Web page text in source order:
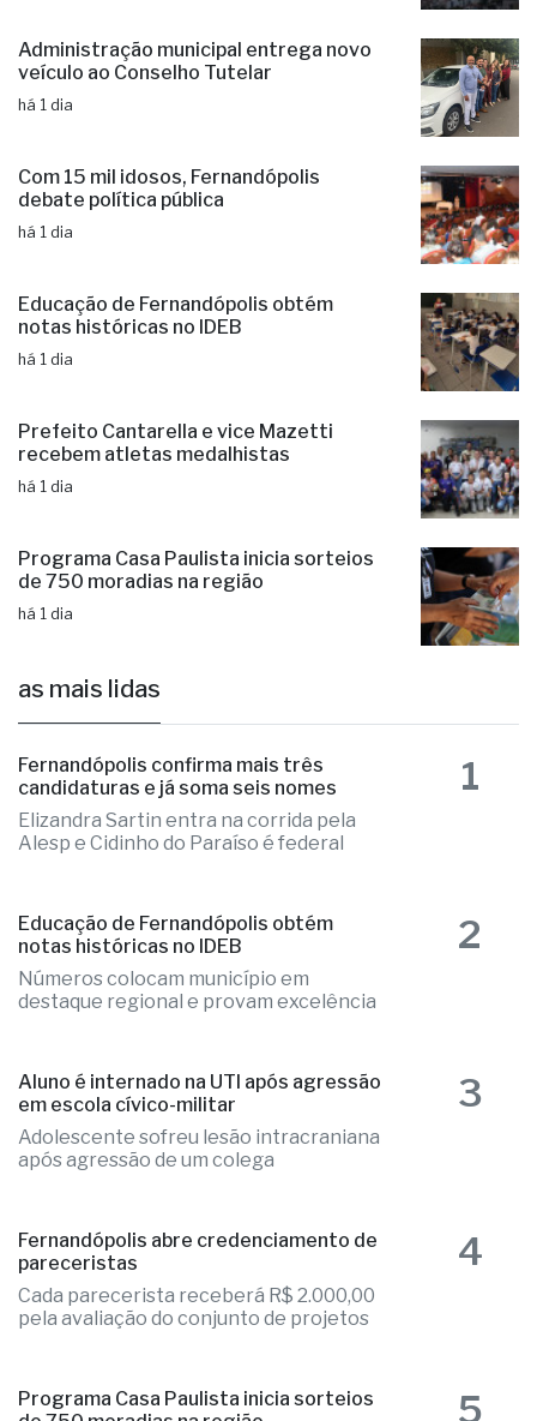
Administração municipal entrega novo
veículo ao Conselho Tutelar
há 1 dia
Com 15 mil idosos, Fernandópolis
debate política pública
há 1 dia
Educação de Fernandópolis obtém
notas históricas no IDEB
há 1 dia
Prefeito Cantarella e vice Mazetti
recebem atletas medalhistas
há 1 dia
Programa Casa Paulista inicia sorteios
de 750 moradias na região
há 1 dia
as mais lidas
Fernandópolis confirma mais três
candidaturas e já soma seis nomes
Elizandra Sartin entra na corrida pela
Alesp e Cidinho do Paraíso é federal
1
Educação de Fernandópolis obtém
notas históricas no IDEB
Números colocam município em
destaque regional e provam excelência
2
Aluno é internado na UTI após agressão
em escola cívico-militar
Adolescente sofreu lesão intracraniana
após agressão de um colega
3
Fernandópolis abre credenciamento de
pareceristas
Cada parecerista receberá R$ 2.000,00
pela avaliação do conjunto de projetos
4
Programa Casa Paulista inicia sorteios
5